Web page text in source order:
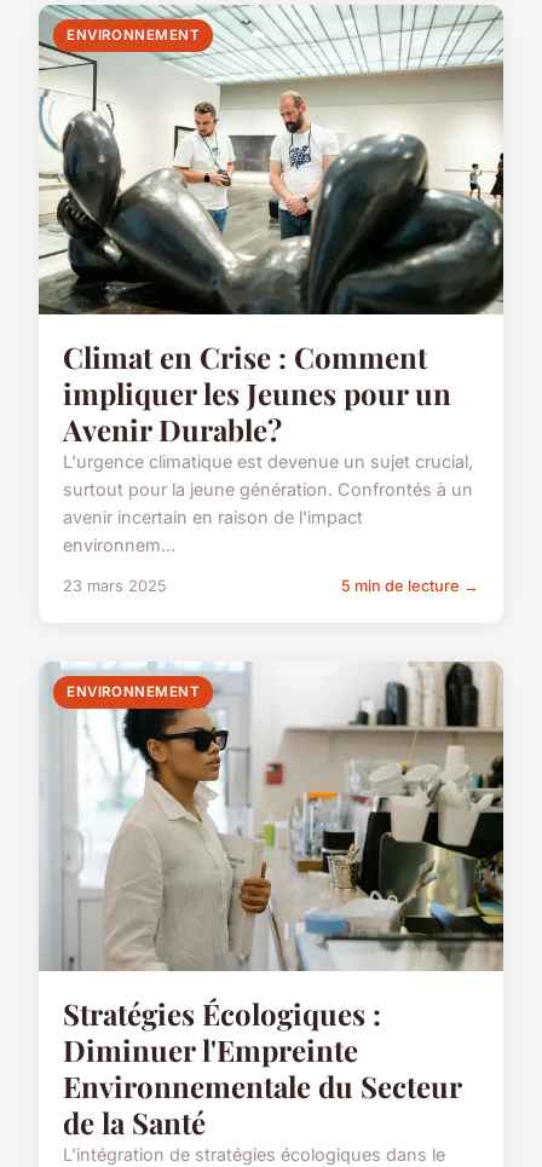
ENVIRONNEMENT
Climat en Crise : Comment
impliquer les Jeunes pour un
Avenir Durable?
L'urgence climatique est devenue un sujet crucial,
surtout pour la jeune génération. Confrontés à un
avenir incertain en raison de l'impact
environnem...
23 mars 2025 5 min de lecture →
ENVIRONNEMENT
Stratégies Écologiques :
Diminuer l'Empreinte
Environnementale du Secteur
de la Santé
L'intégration de stratégies écologiques dans le